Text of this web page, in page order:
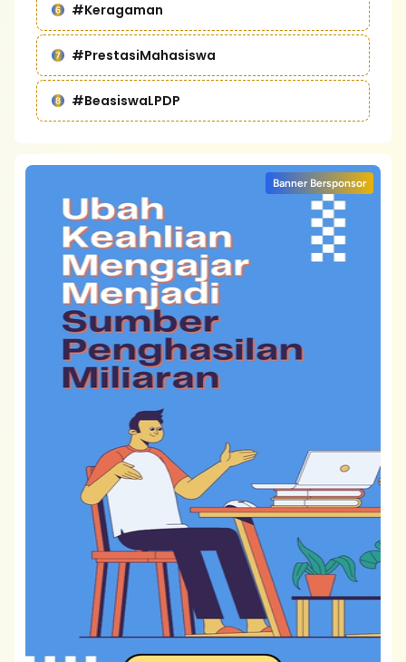
#Keragaman
#PrestasiMahasiswa
#BeasiswaLPDP
Banner Bersponsor